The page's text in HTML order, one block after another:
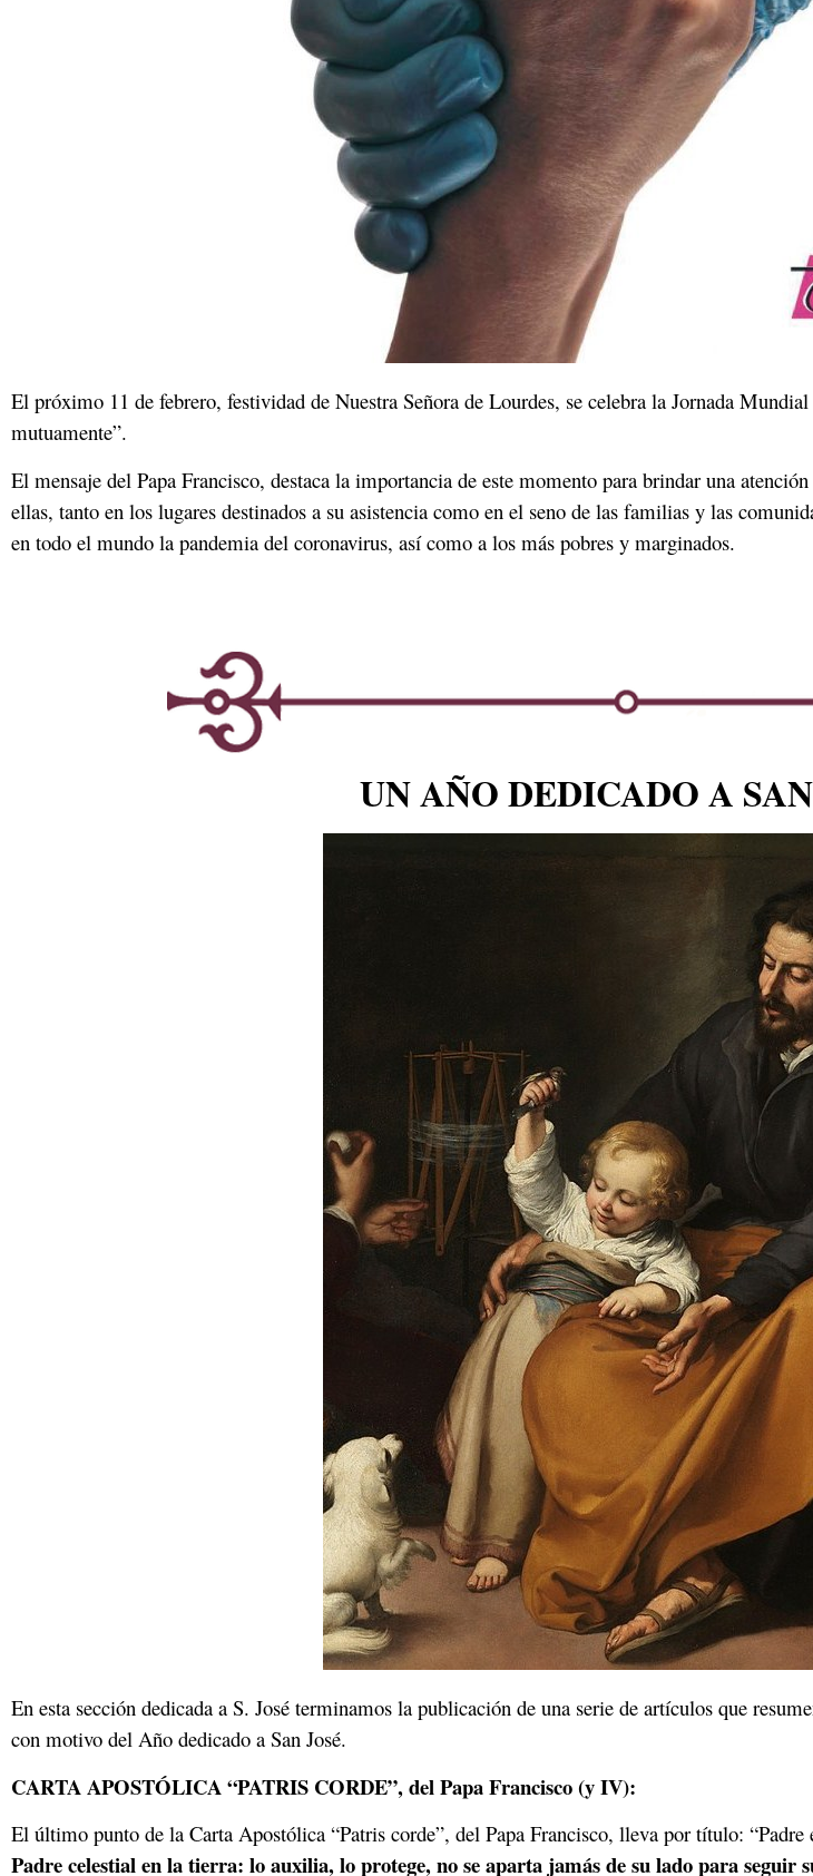
El próximo 11 de febrero, festividad de Nuestra Señora de Lourdes, se celebra la Jornada
mutuamente”.
El mensaje del Papa Francisco, destaca la importancia de este momento para brindar una
ellas, tanto en los lugares destinados a su asistencia como en el seno de las familias y las
en todo el mundo la pandemia del coronavirus, así como a los más pobres y marginados.
UN AÑO DEDICADO A
En esta sección dedicada a S. José terminamos la publicación de una serie de artículos que
con motivo del Año dedicado a San José.
CARTA APOSTÓLICA “PATRIS CORDE”, del Papa Francisco (y IV):
El último punto de la Carta Apostólica “Patris corde”, del Papa Francisco, lleva por título:
Padre celestial en la tierra: lo auxilia, lo protege, no se aparta jamás de su lado para seguir